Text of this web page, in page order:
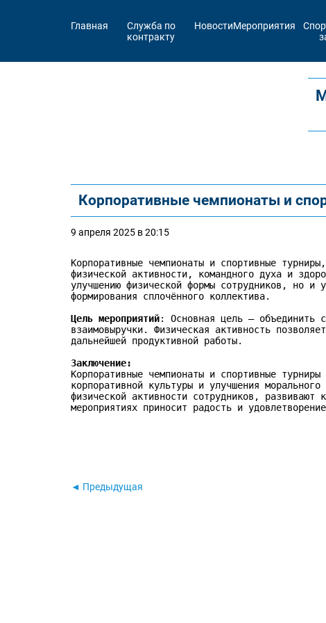
Главная
Служба по
контракту
НовостиМероприятия
Корпоративные чемпионаты и
9 апреля 2025 в 20:15
Корпоративные чемпионаты и спортивные
физической активности, командного духа и
улучшению физической формы сотрудников, но и
формирования сплочённого коллектива.
Цель мероприятий: Основная цель — объединить
взаимовыручки. Физическая активность
дальнейшей продуктивной работы.
Заключение:
Корпоративные чемпионаты и спортивные
корпоративной культуры и улучшения
физической активности сотрудников,
мероприятиях приносит радость и
◄ Предыдущая